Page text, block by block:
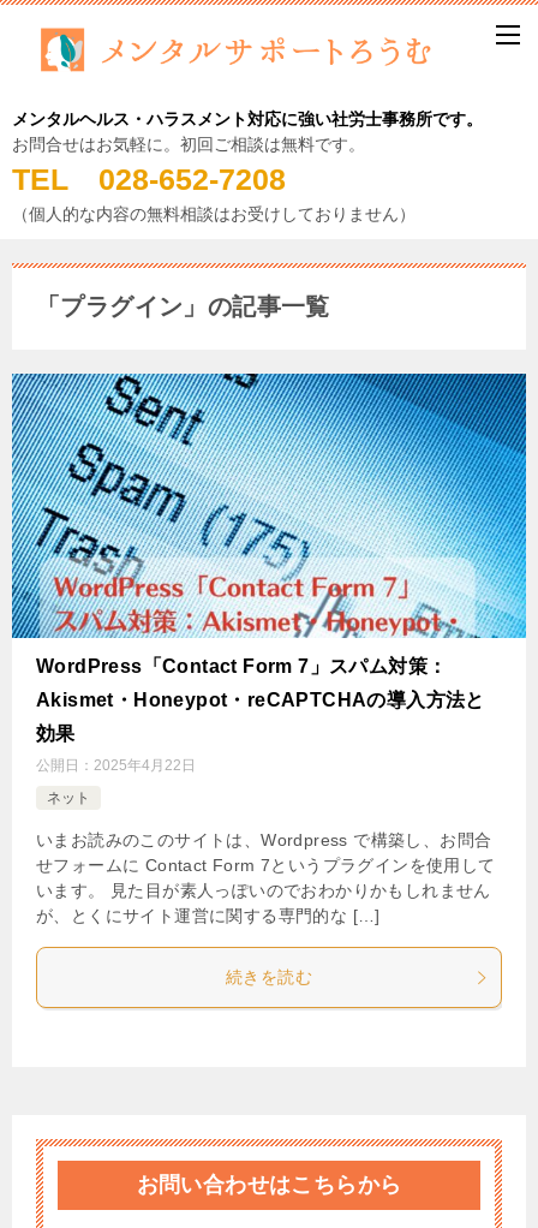
メンタルヘルス・ハラスメント対応に強い社労士事務所です。
お問合せはお気軽に。初回ご相談は無料です。
TEL 028-652-7208
（個人的な内容の無料相談はお受けしておりません）
「プラグイン」の記事一覧
WordPress「Contact Form 7」スパム対策：
Akismet・Honeypot・reCAPTCHAの導入方法と
効果
公開日： 2025年4月22日
ネット
いまお読みのこのサイトは、Wordpress で構築し、お問合
せフォームに Contact Form 7というプラグインを使用して
います。 見た目が素人っぽいのでおわかりかもしれません
が、とくにサイト運営に関する専門的な […]
続きを読む
お問い合わせはこちらから